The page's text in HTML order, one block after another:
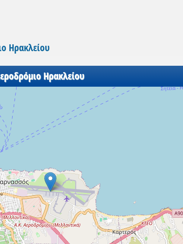
Ηρακλείου
Ηρακλείου